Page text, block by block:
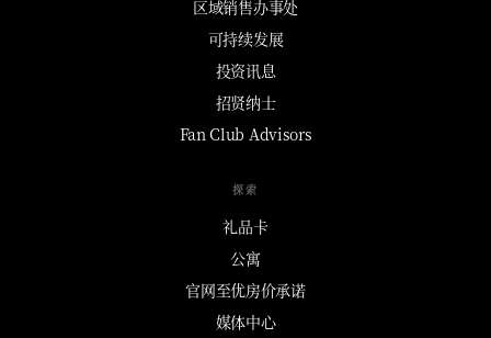
区域销售办事处
可持续发展
投资讯息
招贤纳士
Fan Club Advisors
探索
礼品卡
公寓
官网至优房价承诺
媒体中心